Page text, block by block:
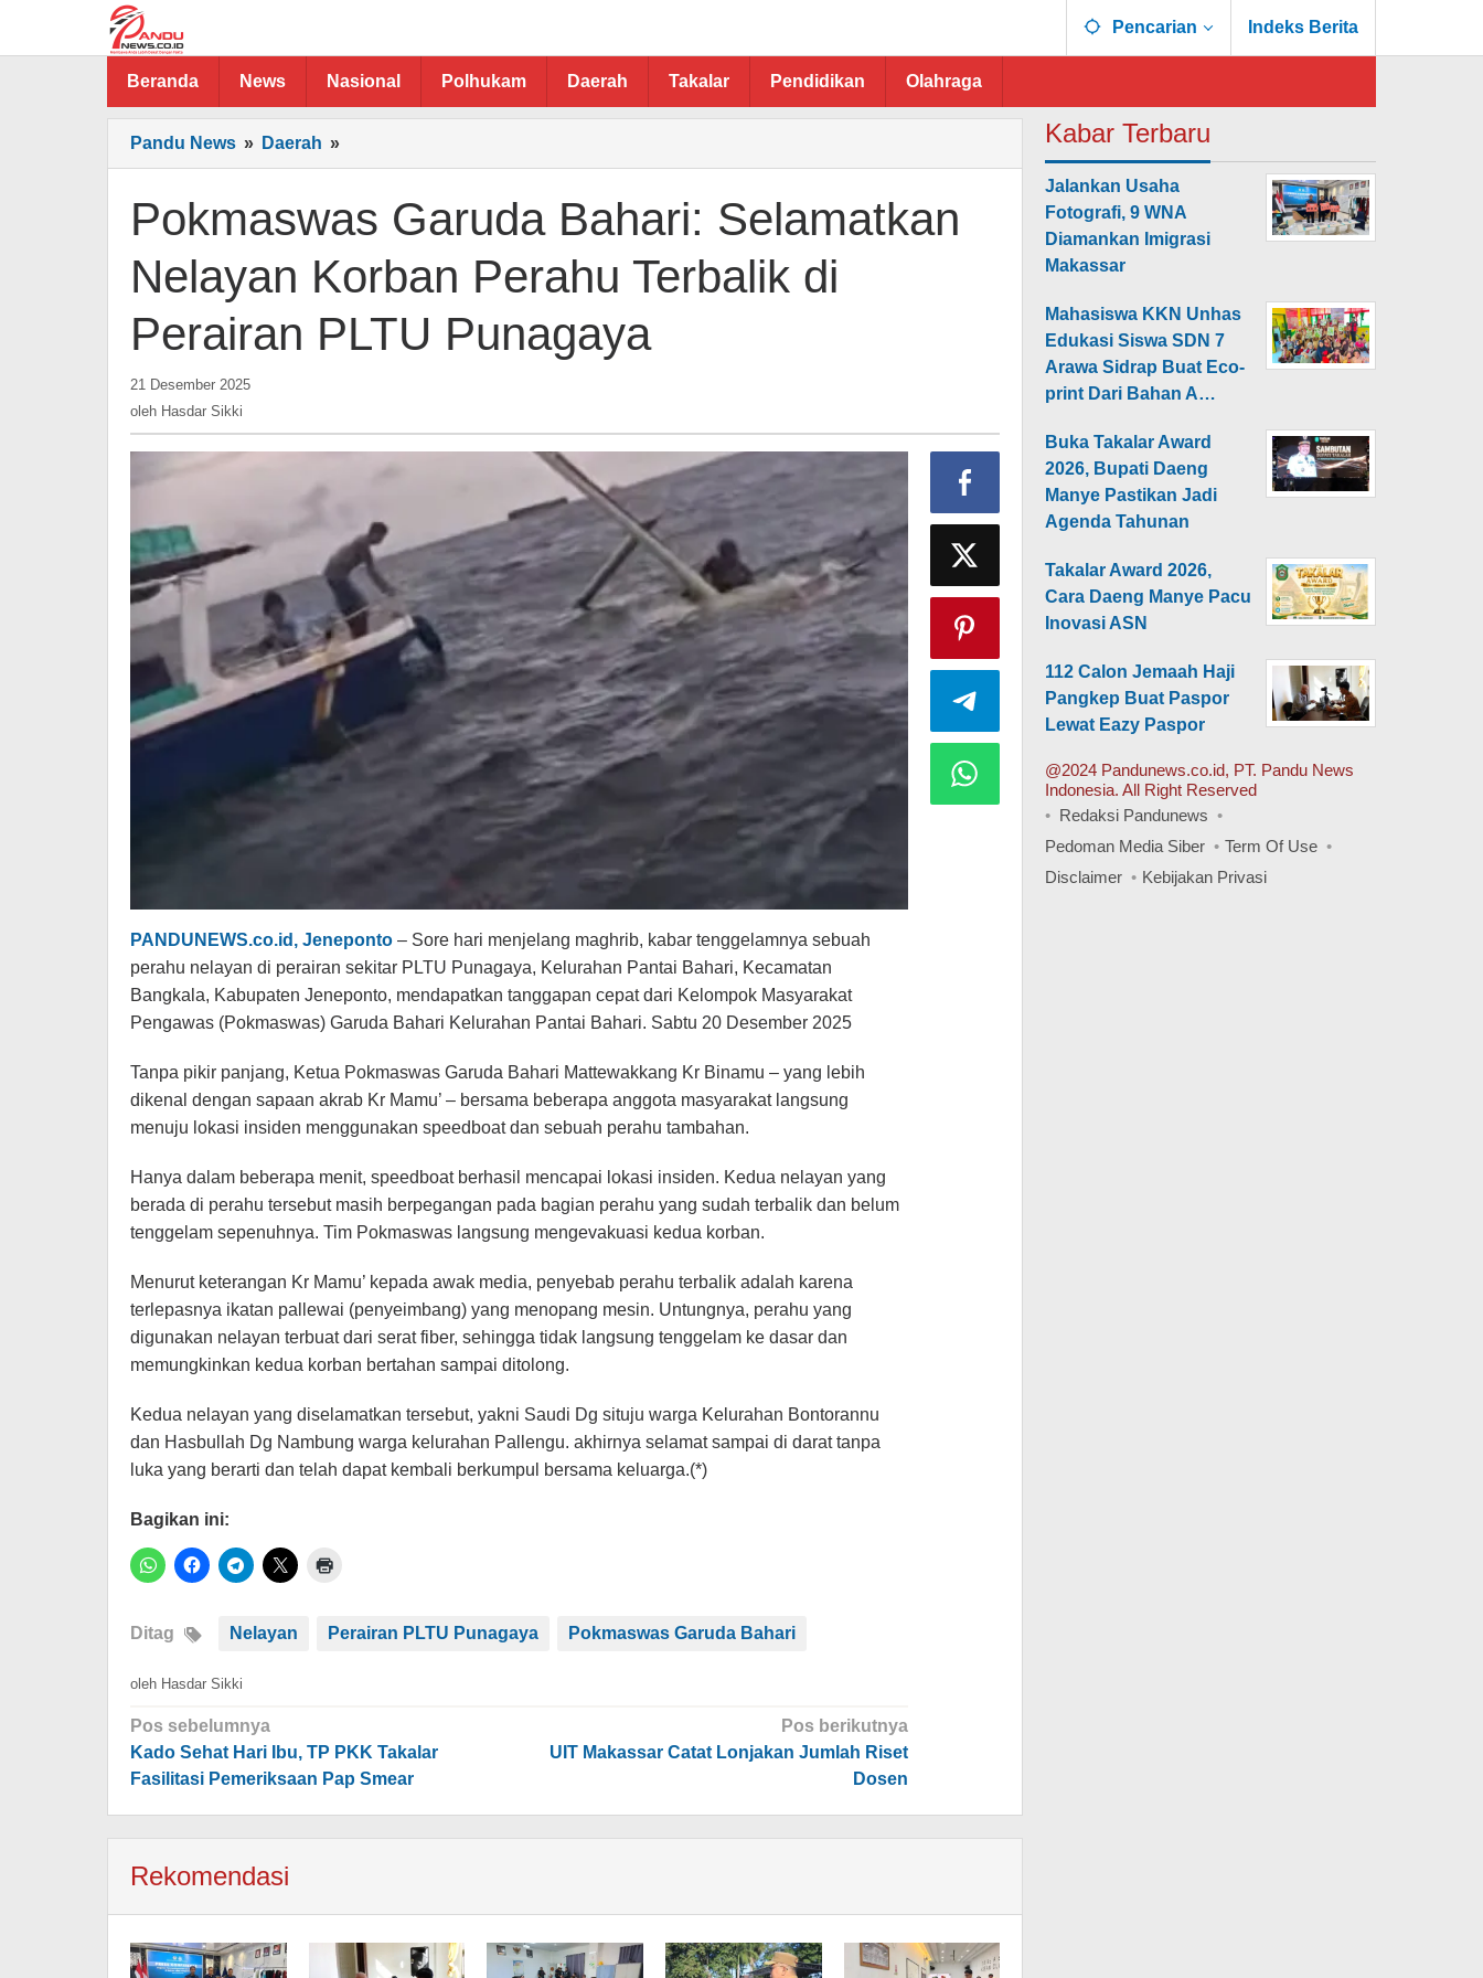
Pencarian Indeks Berita
Beranda News Nasional Polhukam Daerah Takalar Pendidikan Olahraga
Pandu News » Daerah »
Garuda
Selamatkan
Korban
Terbalik
di
Punagaya
Pokmaswas Garuda Bahari: Selamatkan
Nelayan Korban Perahu Terbalik di
Perairan PLTU Punagaya
21 Desember 2025
oleh Hasdar Sikki
PANDUNEWS.co.id, Jeneponto – Sore hari menjelang maghrib, kabar tenggelamnya sebuah
perahu nelayan di perairan sekitar PLTU Punagaya, Kelurahan Pantai Bahari, Kecamatan
Bangkala, Kabupaten Jeneponto, mendapatkan tanggapan cepat dari Kelompok Masyarakat
Pengawas (Pokmaswas) Garuda Bahari Kelurahan Pantai Bahari. Sabtu 20 Desember 2025
Tanpa pikir panjang, Ketua Pokmaswas Garuda Bahari Mattewakkang Kr Binamu – yang lebih
dikenal dengan sapaan akrab Kr Mamu’ – bersama beberapa anggota masyarakat langsung
menuju lokasi insiden menggunakan speedboat dan sebuah perahu tambahan.
Hanya dalam beberapa menit, speedboat berhasil mencapai lokasi insiden. Kedua nelayan yang
berada di perahu tersebut masih berpegangan pada bagian perahu yang sudah terbalik dan belum
tenggelam sepenuhnya. Tim Pokmaswas langsung mengevakuasi kedua korban.
Menurut keterangan Kr Mamu’ kepada awak media, penyebab perahu terbalik adalah karena
terlepasnya ikatan pallewai (penyeimbang) yang menopang mesin. Untungnya, perahu yang
digunakan nelayan terbuat dari serat fiber, sehingga tidak langsung tenggelam ke dasar dan
memungkinkan kedua korban bertahan sampai ditolong.
Kedua nelayan yang diselamatkan tersebut, yakni Saudi Dg situju warga Kelurahan Bontorannu
dan Hasbullah Dg Nambung warga kelurahan Pallengu. akhirnya selamat sampai di darat tanpa
luka yang berarti dan telah dapat kembali berkumpul bersama keluarga.(*)
Bagikan ini:
Ditag Nelayan Perairan PLTU Punagaya Pokmaswas Garuda Bahari
oleh Hasdar Sikki
Navigasi
pos
Pos sebelumnya
Kado Sehat Hari Ibu, TP PKK Takalar
Fasilitasi Pemeriksaan Pap Smear
Pos berikutnya
UIT Makassar Catat Lonjakan Jumlah Riset
Dosen
Rekomendasi
Kabar Terbaru
Jalankan Usaha
Fotografi, 9 WNA
Diamankan Imigrasi
Makassar
Mahasiswa KKN Unhas
Edukasi Siswa SDN 7
Arawa Sidrap Buat Eco-
print Dari Bahan A…
Buka Takalar Award
2026, Bupati Daeng
Manye Pastikan Jadi
Agenda Tahunan
Takalar Award 2026,
Cara Daeng Manye Pacu
Inovasi ASN
112 Calon Jemaah Haji
Pangkep Buat Paspor
Lewat Eazy Paspor
@2024 Pandunews.co.id, PT. Pandu News
Indonesia. All Right Reserved
Redaksi Pandunews
Pedoman Media Siber
Term Of Use
Disclaimer
Kebijakan Privasi